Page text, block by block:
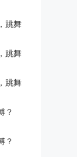
跳舞
跳舞
跳舞
？
？